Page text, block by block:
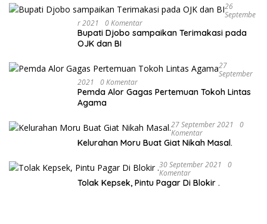
26
Septembe
R 2021
0 Komentar
Bupati Djobo sampaikan Terimakasi pada
OJK dan BI
27
September
2021
0 Komentar
Pemda Alor Gagas Pertemuan Tokoh Lintas
Agama
27 September 2021
0
Komentar
Kelurahan Moru Buat Giat Nikah Masal.
30 September 2021
0
Komentar
Tolak Kepsek, Pintu Pagar Di Blokir .